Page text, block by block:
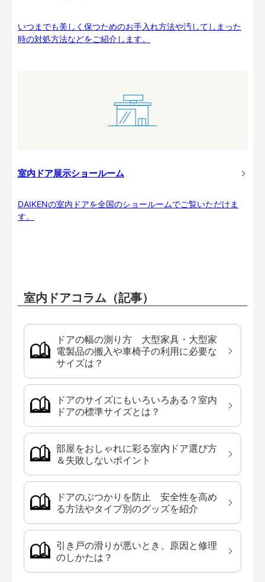
いつまでも美しく保つためのお手入れ方法や汚してしまった
時の対処方法などをご紹介します。
室内ドア展示ショールーム
DAIKENの室内ドアを全国のショールームでご覧いただけま
す。
室内ドアコラム（記事）
ドアの幅の測り方 大型家具・大型家
電製品の搬入や車椅子の利用に必要な
サイズは？
ドアのサイズにもいろいろある？室内
ドアの標準サイズとは？
部屋をおしゃれに彩る室内ドア選び方
＆失敗しないポイント
ドアのぶつかりを防止 安全性を高め
る方法やタイプ別のグッズを紹介
引き戸の滑りが悪いとき、原因と修理
のしかたは？